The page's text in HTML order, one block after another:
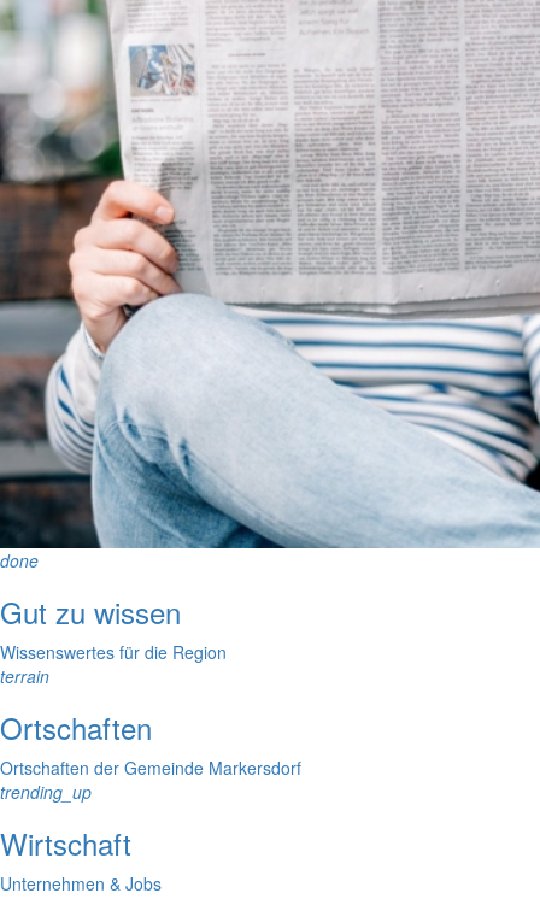
done
Gut zu wissen
Wissenswertes für die Region
terrain
Ortschaften
Ortschaften der Gemeinde Markersdorf
trending_up
Wirtschaft
Unternehmen & Jobs